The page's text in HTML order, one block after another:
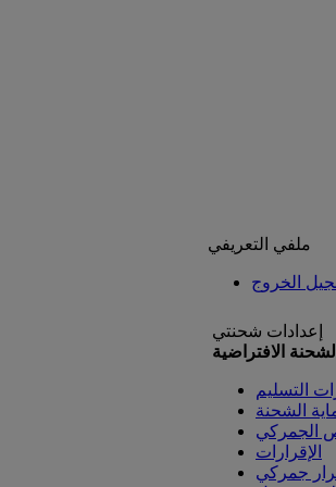
ملفي التعريفي
الخروج
إعدادات شحنتي
الافتراضية
التسليم
الشحنة
الجمركي
الإقرارات
جمركي